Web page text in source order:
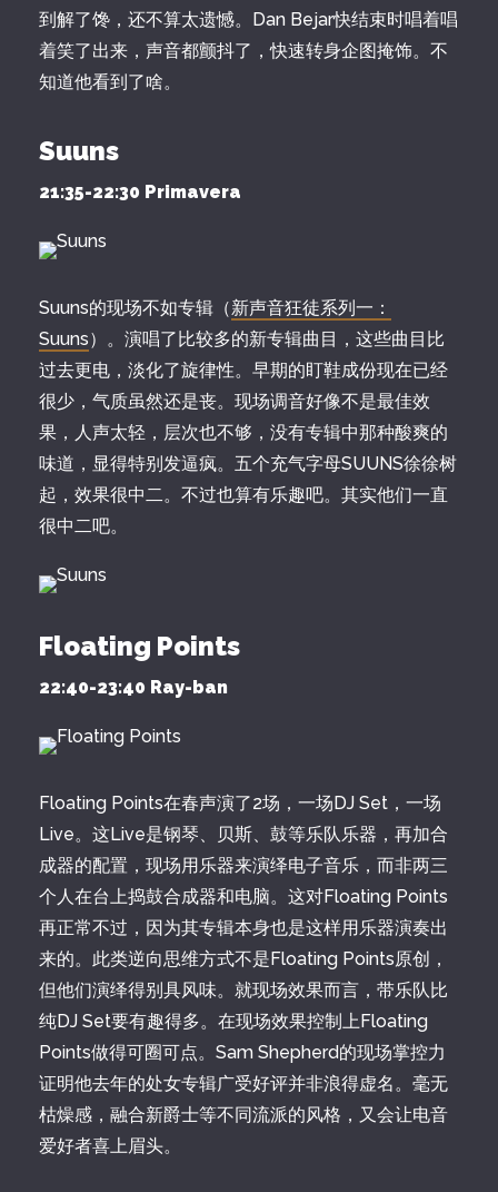
到解了馋，还不算太遗憾。Dan Bejar快结束时唱着唱
着笑了出来，声音都颤抖了，快速转身企图掩饰。不
知道他看到了啥。
Suuns
21:35-22:30 Primavera
Suuns的现场不如专辑（新声音狂徒系列一：
Suuns）。演唱了比较多的新专辑曲目，这些曲目比
过去更电，淡化了旋律性。早期的盯鞋成份现在已经
很少，气质虽然还是丧。现场调音好像不是最佳效
果，人声太轻，层次也不够，没有专辑中那种酸爽的
味道，显得特别发逼疯。五个充气字母SUUNS徐徐树
起，效果很中二。不过也算有乐趣吧。其实他们一直
很中二吧。
Floating Points
22:40-23:40 Ray-ban
Floating Points在春声演了2场，一场DJ Set，一场
Live。这Live是钢琴、贝斯、鼓等乐队乐器，再加合
成器的配置，现场用乐器来演绎电子音乐，而非两三
个人在台上捣鼓合成器和电脑。这对Floating Points
再正常不过，因为其专辑本身也是这样用乐器演奏出
来的。此类逆向思维方式不是Floating Points原创，
但他们演绎得别具风味。就现场效果而言，带乐队比
纯DJ Set要有趣得多。在现场效果控制上Floating
Points做得可圈可点。Sam Shepherd的现场掌控力
证明他去年的处女专辑广受好评并非浪得虚名。毫无
枯燥感，融合新爵士等不同流派的风格，又会让电音
爱好者喜上眉头。